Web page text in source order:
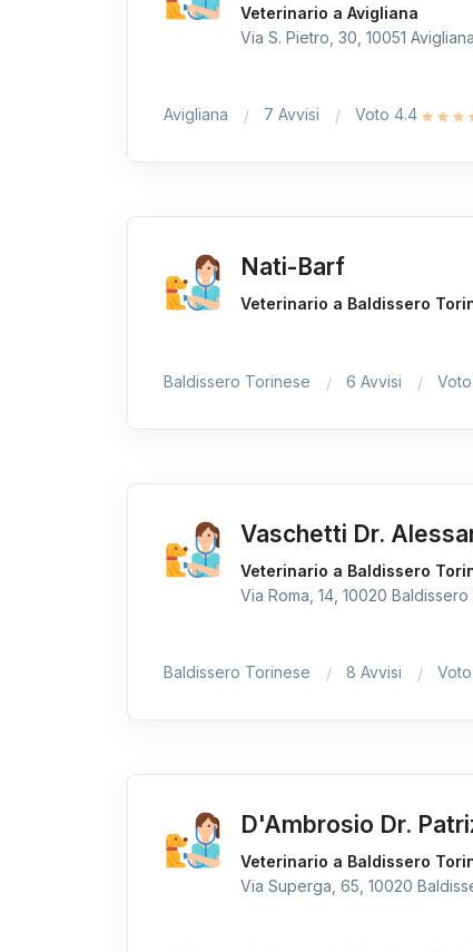
Veterinario a Avigliana
Via S. Pietro, 30, 10051
Avigliana 7 Avvisi Voto 4.4
Nati-Barf
Veterinario a Baldissero
Baldissero Torinese 6 Avvisi
Vaschetti Dr.
Veterinario a Baldissero
Via Roma, 14, 10020
Baldissero Torinese 8 Avvisi
D'Ambrosio Dr.
Veterinario a Baldissero
Via Superga, 65, 10020